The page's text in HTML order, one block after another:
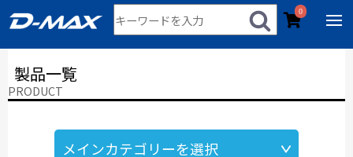
0
製品一覧
PRODUCT